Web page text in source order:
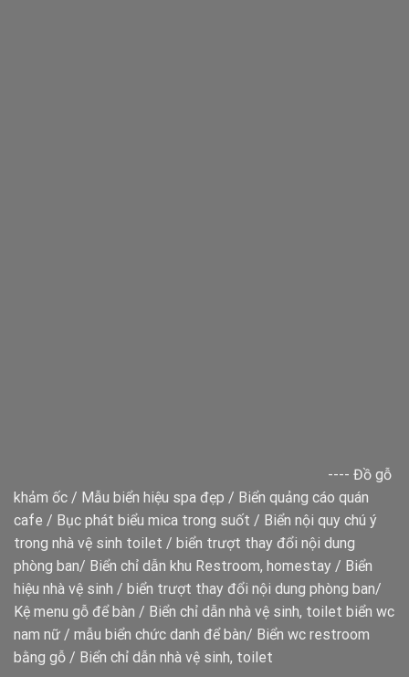
---- Đồ gỗ
khảm ốc / Mẫu biển hiệu spa đẹp / Biển quảng cáo quán
cafe / Bục phát biểu mica trong suốt / Biển nội quy chú ý
trong nhà vệ sinh toilet / biển trượt thay đổi nội dung
phòng ban/ Biển chỉ dẫn khu Restroom, homestay / Biển
hiệu nhà vệ sinh / biển trượt thay đổi nội dung phòng ban/
Kệ menu gỗ để bàn / Biển chỉ dẫn nhà vệ sinh, toilet biển wc
nam nữ / mẫu biển chức danh để bàn/ Biển wc restroom
bằng gỗ / Biển chỉ dẫn nhà vệ sinh, toilet